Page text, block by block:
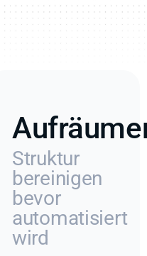
Struktur
bereinigen
bevor
automatisiert
wird